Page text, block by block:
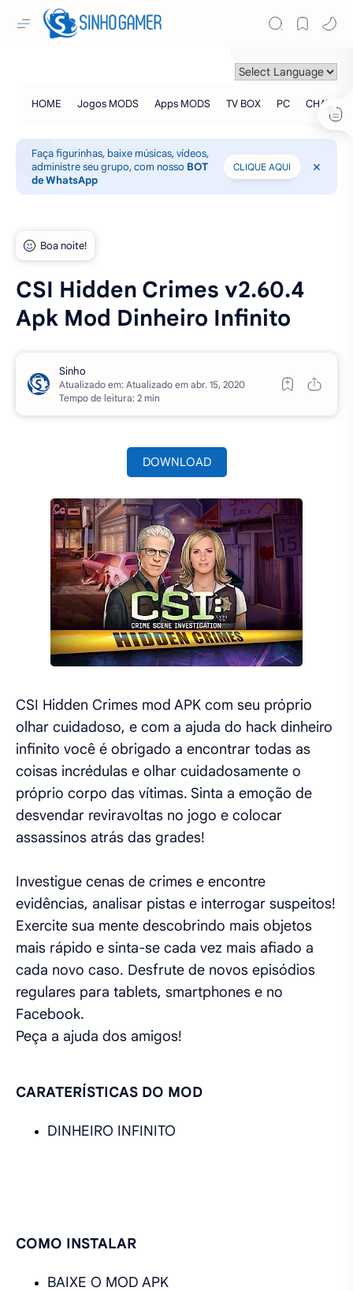
Faça figurinhas, baixe músicas, vídeos,
administre seu grupo, com nosso BOT
de WhatsApp
CLIQUE AQUI
CSI Hidden Crimes v2.60.4
Apk Mod Dinheiro Infinito
Atualizado em:
Tempo de leitura: 2 min
DOWNLOAD
CSI Hidden Crimes mod APK com seu próprio
olhar cuidadoso, e com a ajuda do hack dinheiro
infinito você é obrigado a encontrar todas as
coisas incrédulas e olhar cuidadosamente o
próprio corpo das vítimas. Sinta a emoção de
desvendar reviravoltas no jogo e colocar
assassinos atrás das grades!
Investigue cenas de crimes e encontre
evidências, analisar pistas e interrogar suspeitos!
Exercite sua mente descobrindo mais objetos
mais rápido e sinta-se cada vez mais afiado a
cada novo caso. Desfrute de novos episódios
regulares para tablets, smartphones e no
Facebook.
Peça a ajuda dos amigos!
CARATERÍSTICAS DO MOD
DINHEIRO INFINITO
COMO INSTALAR
BAIXE O MOD APK